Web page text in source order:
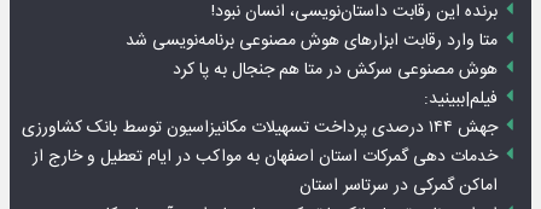
برنده این رقابت داستان‌نویسی، انسان نبود!
متا وارد رقابت ابزارهای هوش مصنوعی برنامه‌نویسی شد
هوش مصنوعی سرکش در متا هم جنجال به پا کرد
فیلم|ببینید:
جهش ۱۴۴ درصدی پرداخت تسهیلات مکانیزاسیون توسط بانک کشاورزی
خدمات دهی گمرکات استان اصفهان به مواکب در ایام تعطیل و خارج از
اماکن گمرکی در سرتاسر استان